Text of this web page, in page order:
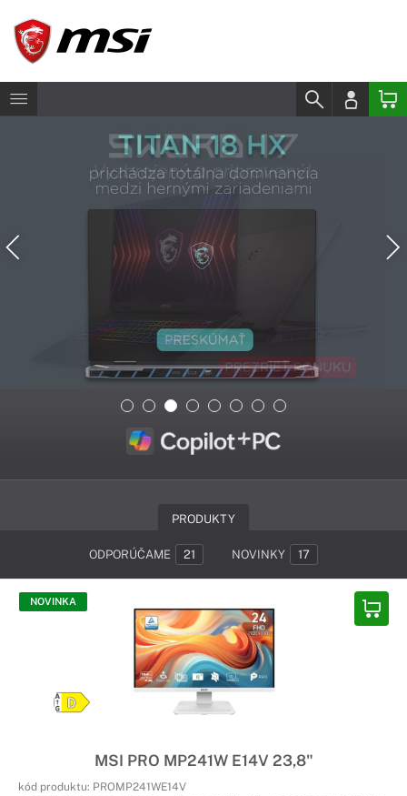
PRODUKTY
ODPORÚČAME 21 NOVINKY 17
NOVINKA
MSI PRO MP241W E14V 23,8"
kód produktu: PROMP241WE14V